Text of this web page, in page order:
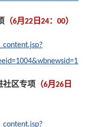
（6月22日24：00）
社区专项 （6月26日